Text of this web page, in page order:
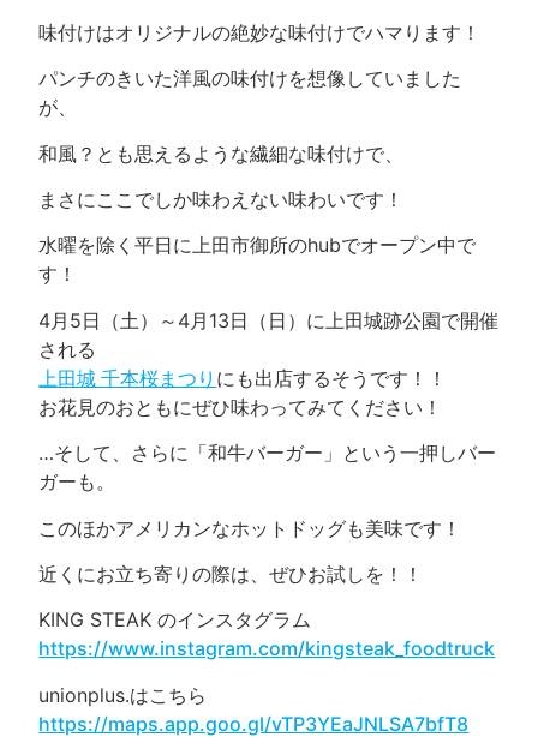
味付けはオリジナルの絶妙な味付けでハマります！
パンチのきいた洋風の味付けを想像していました
が、
和風？とも思えるような繊細な味付けで、
まさにここでしか味わえない味わいです！
水曜を除く平日に上田市御所のhubでオープン中で
す！
4月5日（土）～4月13日（日）に上田城跡公園で開催
される
上田城 千本桜まつり にも出店するそうです！！
お花見のおともにぜひ味わってみてください！
…そして、さらに「和牛バーガー」という一押しバー
ガーも。
このほかアメリカンなホットドッグも美味です！
近くにお立ち寄りの際は、ぜひお試しを！！
KING STEAK のインスタグラム
https://www.instagram.com/kingsteak_foodtruck
unionplus.はこちら
https://maps.app.goo.gl/vTP3YEaJNLSA7bfT8